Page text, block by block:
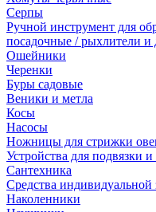
Серпы
Ручной инструмент для
посадочные / рыхлители и
Ошейники
Черенки
Буры садовые
Веники и метла
Косы
Насосы
Ножницы для стрижки
Устройства для подвязки
Сантехника
Средства
Наколенники